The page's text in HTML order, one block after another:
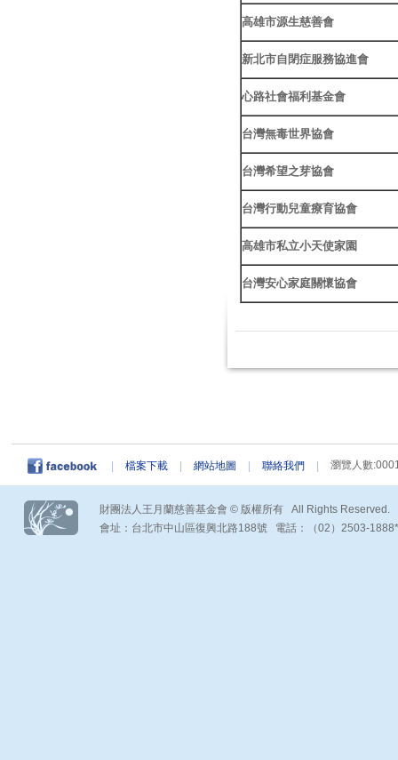
高雄市源生慈善會
新北市自閉症服務協進會
心路社會福利基金會
台灣無毒世界協會
台灣希望之芽協會
台灣行動兒童療育協會
高雄市私立小天使家園
台灣安心家庭關懷協會
檔案下載 網站地圖 聯絡我們 瀏覽人數
財團法人王月蘭慈善基金會 © 版權所有 All Rights Reserved.
會址：台北市中山區復興北路188號 電話：（02）2503-